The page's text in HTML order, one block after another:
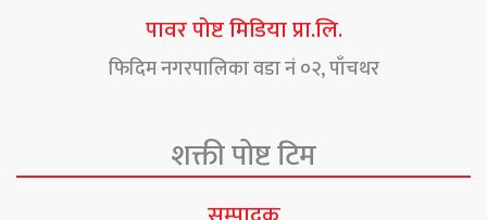
पावर पोष्ट मिडिया प्रा.लि.
फिदिम नगरपालिका वडा नं ०२, पाँचथर
शक्ती पोष्ट टिम